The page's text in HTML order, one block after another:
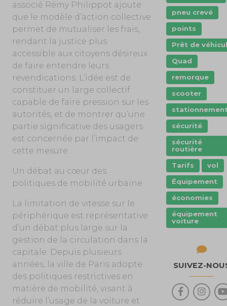
associé Rémy Philippot ajoute
que le modèle d’action collective
permet de mutualiser les frais,
rendant la justice plus
accessible aux citoyens désireux
de faire entendre leurs
revendications. L’idée est de
constituer un large collectif
capable de faire pression sur les
autorités, et de montrer qu’une
partie significative des usagers
est concernée par l’impact de
cette mesure.
Un débat au cœur des
politiques de mobilité urbaine
La limitation de vitesse sur le
périphérique est représentative
d’un débat plus large sur la
gestion de la circulation dans la
capitale. Depuis plusieurs
années, la ville de Paris adopte
des politiques restrictives en
matière de mobilité, visant à
réduire l’usage de la voiture et
pneu crevé
points
Prêt de
Quad
remorque
scooter
sécurité
sécurité
routière
Tarifs
vol
Équipement
économies
équipement
voiture
SUIVEZ-